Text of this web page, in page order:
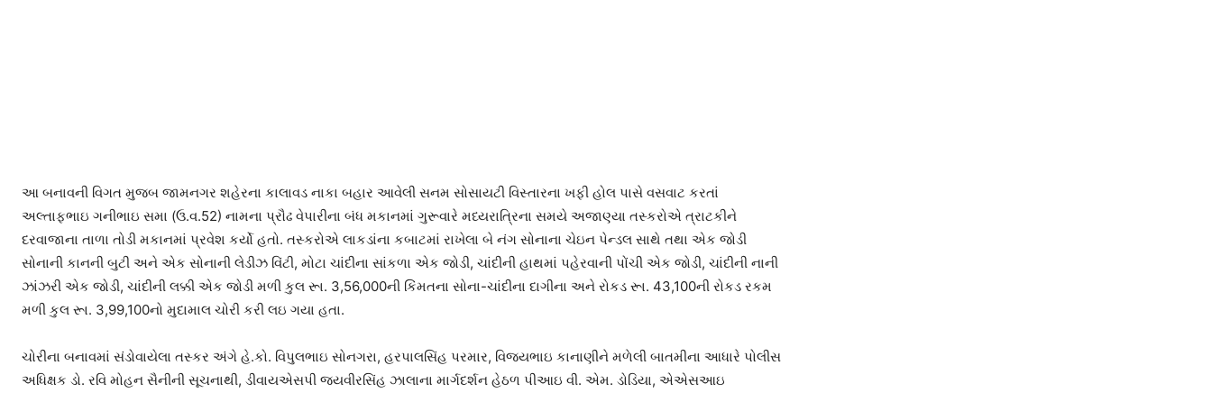
આ બનાવની વિગત મુજબ જામનગર શહેરના કાલાવડ નાકા બહાર આવેલી સનમ સોસાયટી વિસ્તારના ખફી હોલ પાસે વસવાટ કરતાં
અલ્તાફભાઇ ગનીભાઇ સમા (ઉ.વ.52) નામના પ્રૌઢ વેપારીના બંધ મકાનમાં ગુરૂવારે મધ્યરાત્રિના સમયે અજાણ્યા તસ્કરોએ ત્રાટકીને
દરવાજાના તાળા તોડી મકાનમાં પ્રવેશ કર્યો હતો. તસ્કરોએ લાકડાંના કબાટમાં રાખેલા બે નંગ સોનાના ચેઇન પેન્ડલ સાથે તથા એક જોડી
સોનાની કાનની બુટી અને એક સોનાની લેડીઝ વિંટી, મોટા ચાંદીના સાંકળા એક જોડી, ચાંદીની હાથમાં પહેરવાની પોંચી એક જોડી, ચાંદીની નાની
ઝાંઝરી એક જોડી, ચાંદીની લક્કી એક જોડી મળી કુલ રૂા. 3,56,000ની કિંમતના સોના-ચાંદીના દાગીના અને રોકડ રૂા. 43,100ની રોકડ રકમ
મળી કુલ રૂા. 3,99,100નો મુદામાલ ચોરી કરી લઇ ગયા હતા.
ચોરીના બનાવમાં સંડોવાયેલા તસ્કર અંગે હે.કો. વિપુલભાઇ સોનગરા, હરપાલસિંહ પરમાર, વિજયભાઇ કાનાણીને મળેલી બાતમીના આધારે પોલીસ
અધિક્ષક ડો. રવિ મોહન સૈનીની સૂચનાથી, ડીવાયએસપી જયવીરસિંહ ઝાલાના માર્ગદર્શન હેઠળ પીઆઇ વી. એમ. ડોડિયા, એએસઆઇ